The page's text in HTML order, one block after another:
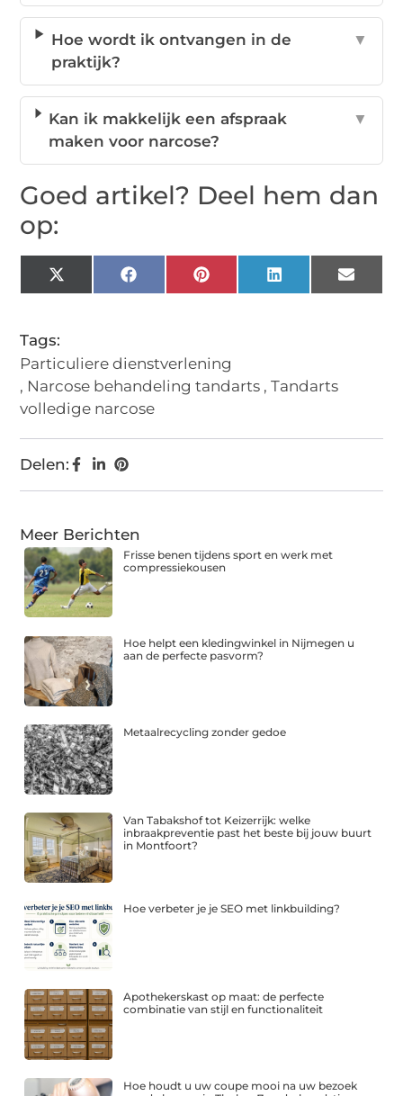
Hoe wordt ik ontvangen in de
praktijk?
▼
Kan ik makkelijk een afspraak
maken voor narcose?
▼
Goed artikel? Deel hem dan
op:
X
(Twitter)
FacebookPinterestLinkedIn Email
Tags:
Particuliere dienstverlening
, Narcose behandeling tandarts ,Tandarts
volledige narcose
Delen:
Meer Berichten
Frisse benen tijdens sport en werk met
compressiekousen
Hoe helpt een kledingwinkel in Nijmegen u
aan de perfecte pasvorm?
Metaalrecycling zonder gedoe
Van Tabakshof tot Keizerrijk: welke
inbraakpreventie past het beste bij jouw buurt
in Montfoort?
Hoe verbeter je je SEO met linkbuilding?
Apothekerskast op maat: de perfecte
combinatie van stijl en functionaliteit
Hoe houdt u uw coupe mooi na uw bezoek